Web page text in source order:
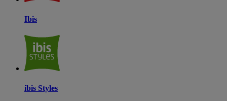
Ibis
ibis Styles